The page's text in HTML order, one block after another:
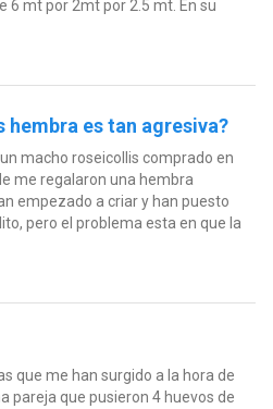
6 mt por 2mt por 2.5 mt. En su
hembra es tan agresiva?
macho roseicollis comprado en
me regalaron una hembra
empezado a criar y han puesto
pero el problema esta en que la
que me han surgido a la hora de
pareja que pusieron 4 huevos de